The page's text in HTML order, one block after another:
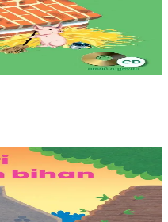
Sonerezh gant Philippe